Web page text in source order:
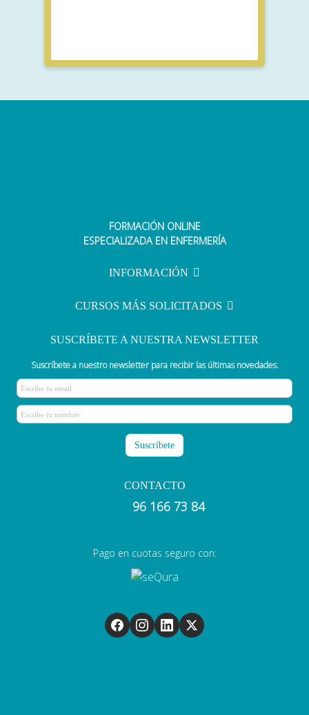
FORMACIÓN ONLINE
ESPECIALIZADA EN ENFERMERÍA
INFORMACIÓN
CURSOS MÁS SOLICITADOS
SUSCRÍBETE A NUESTRA NEWSLETTER
Suscríbete a nuestro newsletter para recibir las últimas novedades.
CONTACTO
96 166 73 84
Pago en cuotas seguro con: